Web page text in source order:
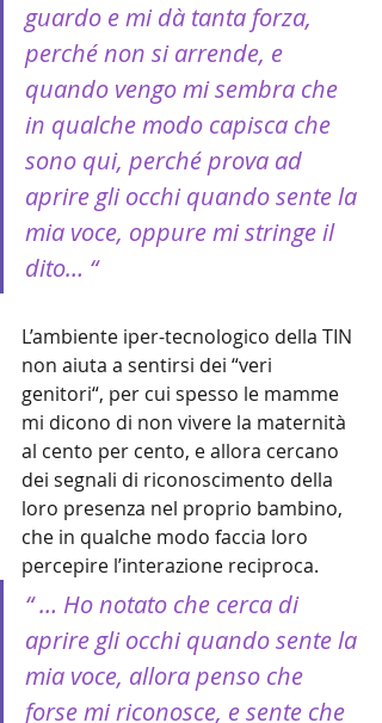
guardo e mi dà tanta forza,
perché non si arrende, e
quando vengo mi sembra che
in qualche modo capisca che
sono qui, perché prova ad
aprire gli occhi quando sente la
mia voce, oppure mi stringe il
dito… “
L’ambiente iper-tecnologico della TIN
non aiuta a sentirsi dei “veri
genitori“, per cui spesso le mamme
mi dicono di non vivere la maternità
al cento per cento, e allora cercano
dei segnali di riconoscimento della
loro presenza nel proprio bambino,
che in qualche modo faccia loro
percepire l’interazione reciproca.
“ … Ho notato che cerca di
aprire gli occhi quando sente la
mia voce, allora penso che
forse mi riconosce, e sente che